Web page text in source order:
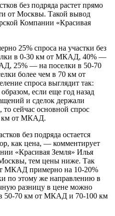
без подряда растет прямо
от Москвы. Такой вывод
Компании «Красивая
25% спроса на участки без
в 0-30 км от МКАД, 40% —
25% — на поселки в 50-70
более чем в 70 км от
спроса выглядит так:
если еще год назад
и сделок держали
сейчас основной спрос
км от МКАД.
без подряда остается
как цена, — комментирует
«Красивая Земля» Илья
тем цены ниже. Так
МКАД примерно на 10-20%
по этому же направлению в
разницу в цене можно
50-70 км от МКАД и 70-100 км